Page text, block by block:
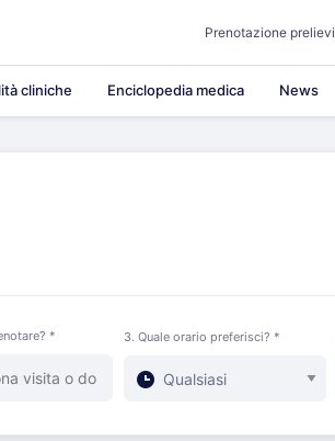
Prenotazione prelievi
cliniche Enciclopedia medica News
* 3. Quale orario preferisci? *